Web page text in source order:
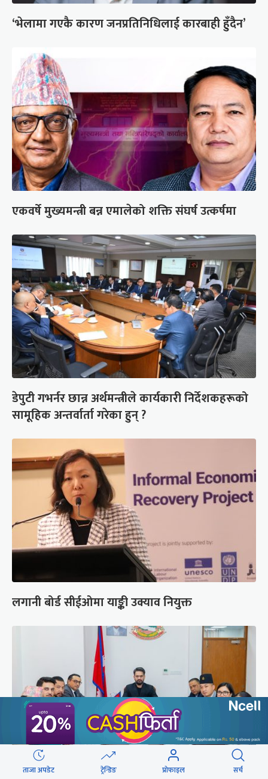
‘भेलामा गएकै कारण जनप्रतिनिधिलाई कारबाही हुँदैन’
एकवर्षे मुख्यमन्त्री बन्न एमालेको शक्ति संघर्ष उत्कर्षमा
डेपुटी गभर्नर छान्न अर्थमन्त्रीले कार्यकारी निर्देशकहरूको
सामूहिक अन्तर्वार्ता गरेका हुन् ?
लगानी बोर्ड सीईओमा याङ्की उक्याव नियुक्त
ताजा अपडेट ट्रेन्डिङ प्रोफाइल सर्च